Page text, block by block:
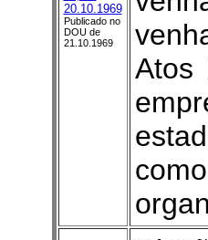
20.10.1969
Publicado no
DOU de
21.10.1969
Atos